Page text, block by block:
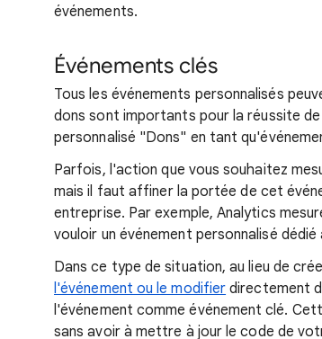
événements.
Événements clés
Tous les événements personnalisés
dons sont importants pour la réussite
personnalisé "Dons" en tant
Parfois, l'action que vous souhaitez
mais il faut affiner la portée de cet
entreprise. Par exemple, Analytics
vouloir un événement personnalisé
Dans ce type de situation, au lieu de
l'événement ou le modifier directement
l'événement comme événement clé.
sans avoir à mettre à jour le code de